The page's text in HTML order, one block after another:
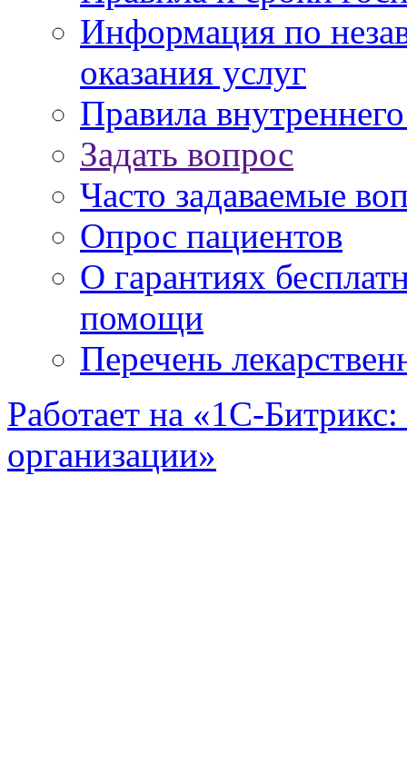
Информация по
оказания услуг
Правила
Задать вопрос
Часто задаваемые
Опрос пациентов
О гарантиях
помощи
Перечень
Работает на «1С-
организации»